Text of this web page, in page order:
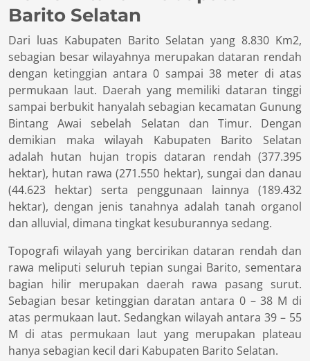
Barito Selatan
Dari luas Kabupaten Barito Selatan yang 8.830 Km2,
sebagian besar wilayahnya merupakan dataran rendah
dengan ketinggian antara 0 sampai 38 meter di atas
permukaan laut. Daerah yang memiliki dataran tinggi
sampai berbukit hanyalah sebagian kecamatan Gunung
Bintang Awai sebelah Selatan dan Timur. Dengan
demikian maka wilayah Kabupaten Barito Selatan
adalah hutan hujan tropis dataran rendah (377.395
hektar), hutan rawa (271.550 hektar), sungai dan danau
(44.623 hektar) serta penggunaan lainnya (189.432
hektar), dengan jenis tanahnya adalah tanah organol
dan alluvial, dimana tingkat kesuburannya sedang.
Topografi wilayah yang bercirikan dataran rendah dan
rawa meliputi seluruh tepian sungai Barito, sementara
bagian hilir merupakan daerah rawa pasang surut.
Sebagian besar ketinggian daratan antara 0 – 38 M di
atas permukaan laut. Sedangkan wilayah antara 39 – 55
M di atas permukaan laut yang merupakan plateau
hanya sebagian kecil dari Kabupaten Barito Selatan.